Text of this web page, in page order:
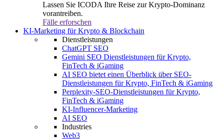
Lassen Sie ICODA Ihre Reise zur Krypto-Dominanz
vorantreiben.
Fälle erforschen
KI-Marketing für Krypto & Blockchain
Dienstleistungen
ChatGPT SEO
Gemini SEO Dienstleistungen für Krypto,
FinTech & iGaming
AI SEO bietet einen Überblick über SEO-
Dienstleistungen für Krypto, FinTech & iGaming
Perplexity-SEO-Dienstleistungen für Krypto,
FinTech & iGaming
KI-Influencer-Marketing
AI SEO
Industries
Web3